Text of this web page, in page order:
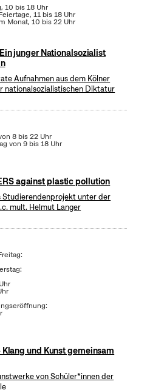
10 bis 18 Uhr
11 bis 18 Uhr
Monat, 10 bis 22 Uhr
junger Nationalsozialist
Aufnahmen aus dem Kölner
nationalsozialistischen Diktatur
8 bis 22 Uhr
von 9 bis 18 Uhr
against plastic pollution
Studierendenprojekt unter der
mult. Helmut Langer
und Kunst gemeinsam
von Schüler*innen der